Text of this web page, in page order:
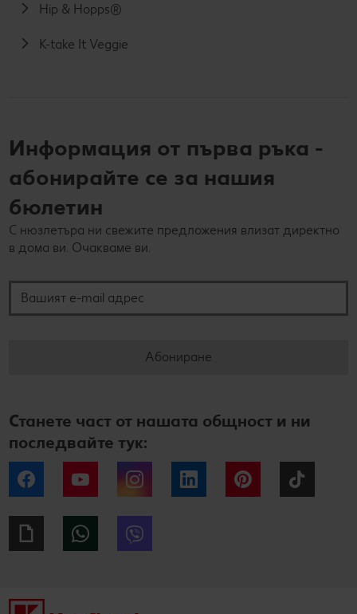
Hip & Hopps®
K-take It Veggie
Информация от първа ръка -
абонирайте се за нашия
бюлетин
С нюзлетъра ни свежите предложения влизат директно
в дома ви. Очакваме ви.
Абониране
Станете част от нашата общност и ни
последвайте тук:
Facebook YouTube Instagram LinkedIn Pinterest
Giphy WhatsApp